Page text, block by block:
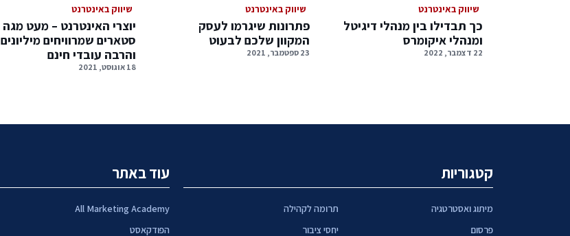
שיווק באינטרנט
כך תבדילו בין מנהלי דיגיטל
ומנהלי איקומרס
22 דצמבר, 2022
שיווק באינטרנט
פתרונות שיגרמו לעסק
המקוון שלכם לבעוט
23 ספטמבר, 2021
שיווק באינטרנט
יוצרי האינטרנט – מעט מגה
סטארים שמרוויחים מיליונים
והרבה עובדי חינם
18 אוגוסט, 2021
קטגוריות
מיתוג ואסטרטגיה
פרסום
תרומה לקהילה
יחסי ציבור
עוד באתר
All Marketing Academy
הפודקאסט